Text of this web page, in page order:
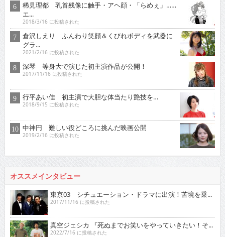
稀見理都 乳首残像に触手・アヘ顔・「らめぇ」……
エ...
2018/3/16 に投稿された
倉沢しえり ふんわり笑顔＆くびれボディを武器に
グラ...
2021/2/16 に投稿された
深琴 等身大で演じた初主演作品が公開！
2017/11/16 に投稿された
行平あい佳 初主演で大胆な体当たり艶技を…
2018/9/15 に投稿された
中神円 難しい役どころに挑んだ映画公開
2019/2/16 に投稿された
オススメインタビュー
東京03 シチュエーション・ドラマに出演！苦境を乗...
2017/11/16 に投稿された
真空ジェシカ 『死ぬまでお笑いをやっていきたい！そ...
2022/7/16 に投稿された